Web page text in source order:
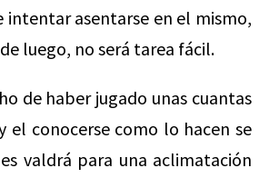
intentar asentarse en el mismo,
luego, no será tarea fácil.
de haber jugado unas cuantas
el conocerse como lo hacen se
valdrá para una aclimatación